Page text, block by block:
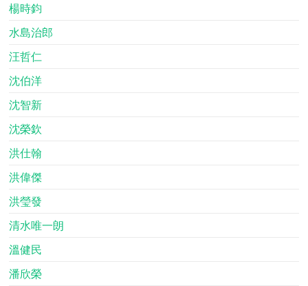
楊時鈞
水島治郎
汪哲仁
沈伯洋
沈智新
沈榮欽
洪仕翰
洪偉傑
洪瑩發
清水唯一朗
溫健民
潘欣榮